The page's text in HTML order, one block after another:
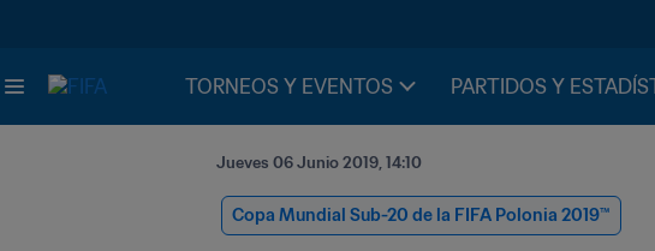
TORNEOS Y EVENTOS PARTIDOS Y
Jueves 06 Junio 2019, 14:10
Copa Mundial Sub-20 de la FIFA Polonia 2019™